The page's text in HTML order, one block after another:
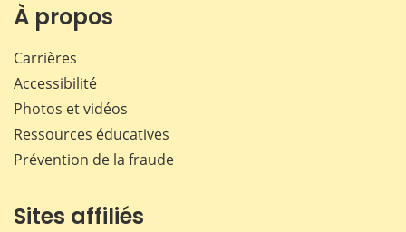
À propos
Carrières
Accessibilité
Photos et vidéos
Ressources éducatives
Prévention de la fraude
Sites affiliés